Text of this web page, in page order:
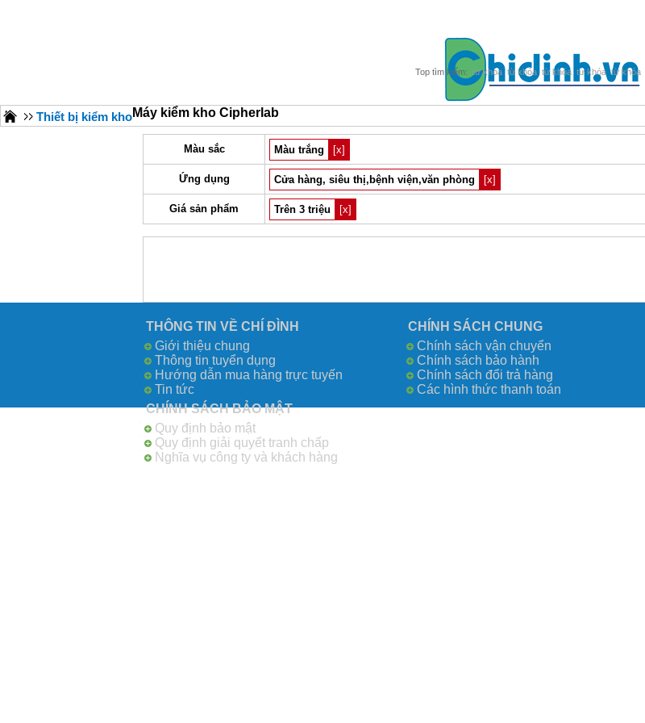
từ khóa từ khóa từ khóa từ khóa từ khóa
Thiết bị kiểm khoMáy kiểm kho Cipherlab
Màu sắc Màu trắng [x]
Ứng dụng Cửa hàng, siêu thị,bệnh viện,văn phòng [x]
Giá sản phẩm Trên 3 triệu [x]
THÔNG TIN VỀ CHÍ ĐÌNH
Giới thiệu chung
Thông tin tuyển dụng
Hướng dẫn mua hàng trực tuyến
Tin tức
CHÍNH SÁCH CHUNG
Chính sách vận chuyển
Chính sách bảo hành
Chính sách đổi trả hàng
Các hình thức thanh toán
CHÍNH SÁCH BẢO MẬT
Quy định bảo mật
Quy định giải quyết tranh chấp
Nghĩa vụ công ty và khách hàng